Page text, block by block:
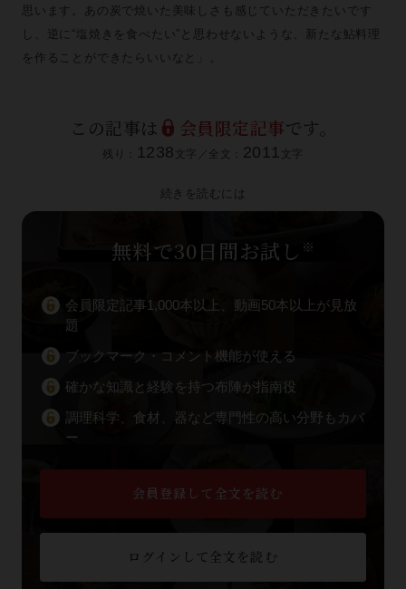
思います。あの炭で焼いた美味しさも感じていただきたいです
し、逆に“塩焼きを食べたい”と思わせないような、新たな鮎料理
を作ることができたらいいなと」。
この記事は 会員限定記事です。
残り： 1238 文字／全文： 2011 文字
続きを読むには
無料で30日間お試し ※
会員限定記事1,000本以上、動画50本以上が見放
題
ブックマーク・コメント機能が使える
確かな知識と経験を持つ布陣が指南役
調理科学、食材、器など専門性の高い分野もカバ
ー
会員登録して全文を読む
ログインして全文を読む